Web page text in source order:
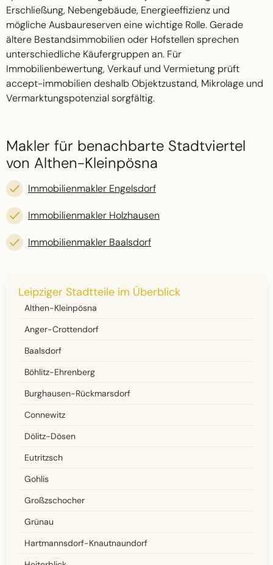
Leipziger Stadtteile im Überblick
Althen-Kleinpösna
Anger-Crottendorf
Baalsdorf
Böhlitz-Ehrenberg
Burghausen-Rückmarsdorf
Connewitz
Dölitz-Dösen
Eutritzsch
Gohlis
Großzschocher
Grünau
Hartmannsdorf-Knautnaundorf
Erschließung, Nebengebäude, Energieeffizienz und
mögliche Ausbaureserven eine wichtige Rolle. Gerade
ältere Bestandsimmobilien oder Hofstellen sprechen
unterschiedliche Käufergruppen an. Für
Immobilienbewertung, Verkauf und Vermietung prüft
accept-immobilien deshalb Objektzustand, Mikrolage und
Vermarktungspotenzial sorgfältig.
Makler für benachbarte Stadtviertel
von Althen-Kleinpösna
Immobilienmakler Engelsdorf
Immobilienmakler Holzhausen
Immobilienmakler Baalsdorf